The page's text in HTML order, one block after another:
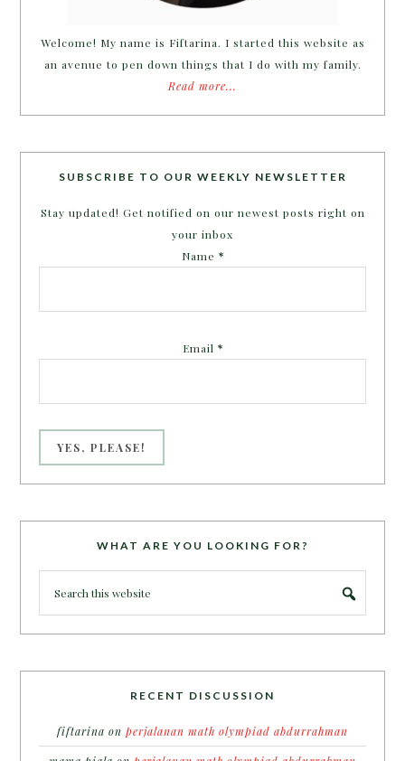
Welcome! My name is Fiftarina. I started this website as
an avenue to pen down things that I do with my family.
Read more...
SUBSCRIBE TO OUR WEEKLY NEWSLETTER
Stay updated! Get notified on our newest posts right on
your inbox
Name *
Email *
WHAT ARE YOU LOOKING FOR?
RECENT DISCUSSION
fiftarina on perjalanan math olympiad abdurrahman